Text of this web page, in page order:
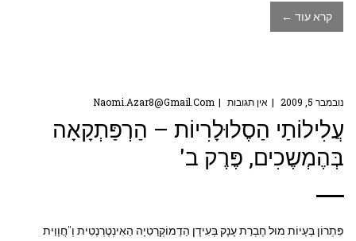
קרא עוד ←
נובמבר 5, 2009 אין תגובות Naomi.azar8@gmail.com
עֲלִילוֹתַי הַסֶלוּלָרִיוֹת – הַרְפַּתְקָאָה
בְּהֶמְשֶכִים, פֶּרֶק ב'
פִּתְרוֹן בְּעָיוֹת מוּל חֶבְרַת עָנָק בְּעִידָן הַדֶמוֹקְרַטִיָה הַאִינְטֶרְנֶטִית וְ"חֲוָוַית